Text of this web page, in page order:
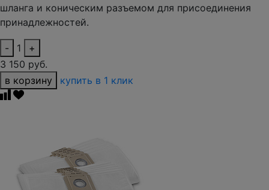
шланга и коническим разъемом для присоединения
принадлежностей.
- 1
+
3 150 руб.
в корзину
купить в 1 клик